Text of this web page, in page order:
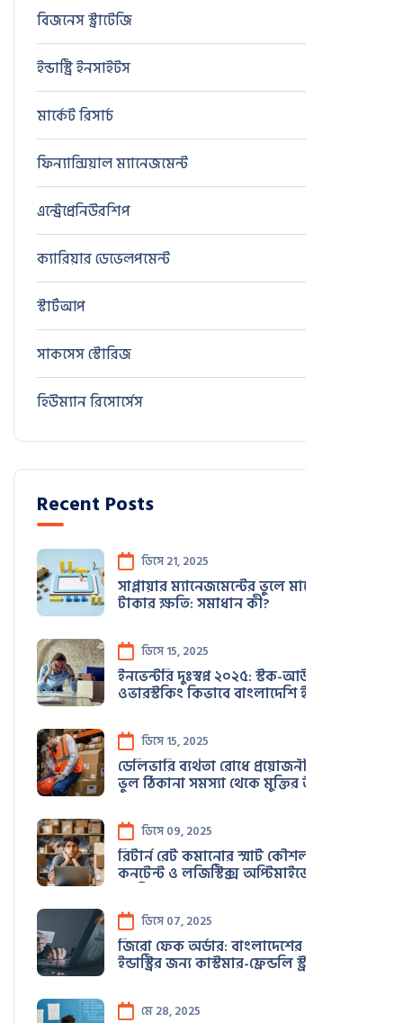
বিজনেস স্ট্রাটেজি
ইন্ডাস্ট্রি ইনসাইটস
মার্কেট রিসার্চ
ফিন্যান্সিয়াল ম্যানেজমেন্ট
এন্ট্রেপ্রেনিউরশিপ
ক্যারিয়ার ডেভেলপমেন্ট
স্টার্টআপ
সাকসেস স্টোরিজ
হিউম্যান রিসোর্সেস
Recent Posts
ডিসে 21, 2025
সাপ্লায়ার ম্যানেজমেন্টের ভুলে মাসে লাখ
টাকার ক্ষতি: সমাধান কী?
ডিসে 15, 2025
ইনভেন্টরি দুঃস্বপ্ন ২০২৫: স্টক-আউট ও
ওভারস্টকিং কিভাবে বাংলাদেশি ই-কমার্স
ডিসে 15, 2025
ডেলিভারি ব্যর্থতা রোধে প্রয়োজনীয় গাইড:
ভুল ঠিকানা সমস্যা থেকে মুক্তির উপায়
ডিসে 09, 2025
রিটার্ন রেট কমানোর স্মার্ট কৌশল: পণ্য,
কনটেন্ট ও লজিস্টিক্স অপ্টিমাইজেশনের
সমন্বিত প্রয়োগ
ডিসে 07, 2025
জিরো ফেক অর্ডার: বাংলাদেশের ই-কমার্স
ইন্ডাস্ট্রির জন্য কাস্টমার-ফ্রেন্ডলি স্ট্র্যাটেজি
মে 28, 2025